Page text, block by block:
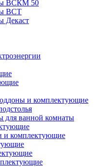
ВСКМ 50
ВСТ
Декаст
и комплектующие
для ванной комнаты
и комплектующие